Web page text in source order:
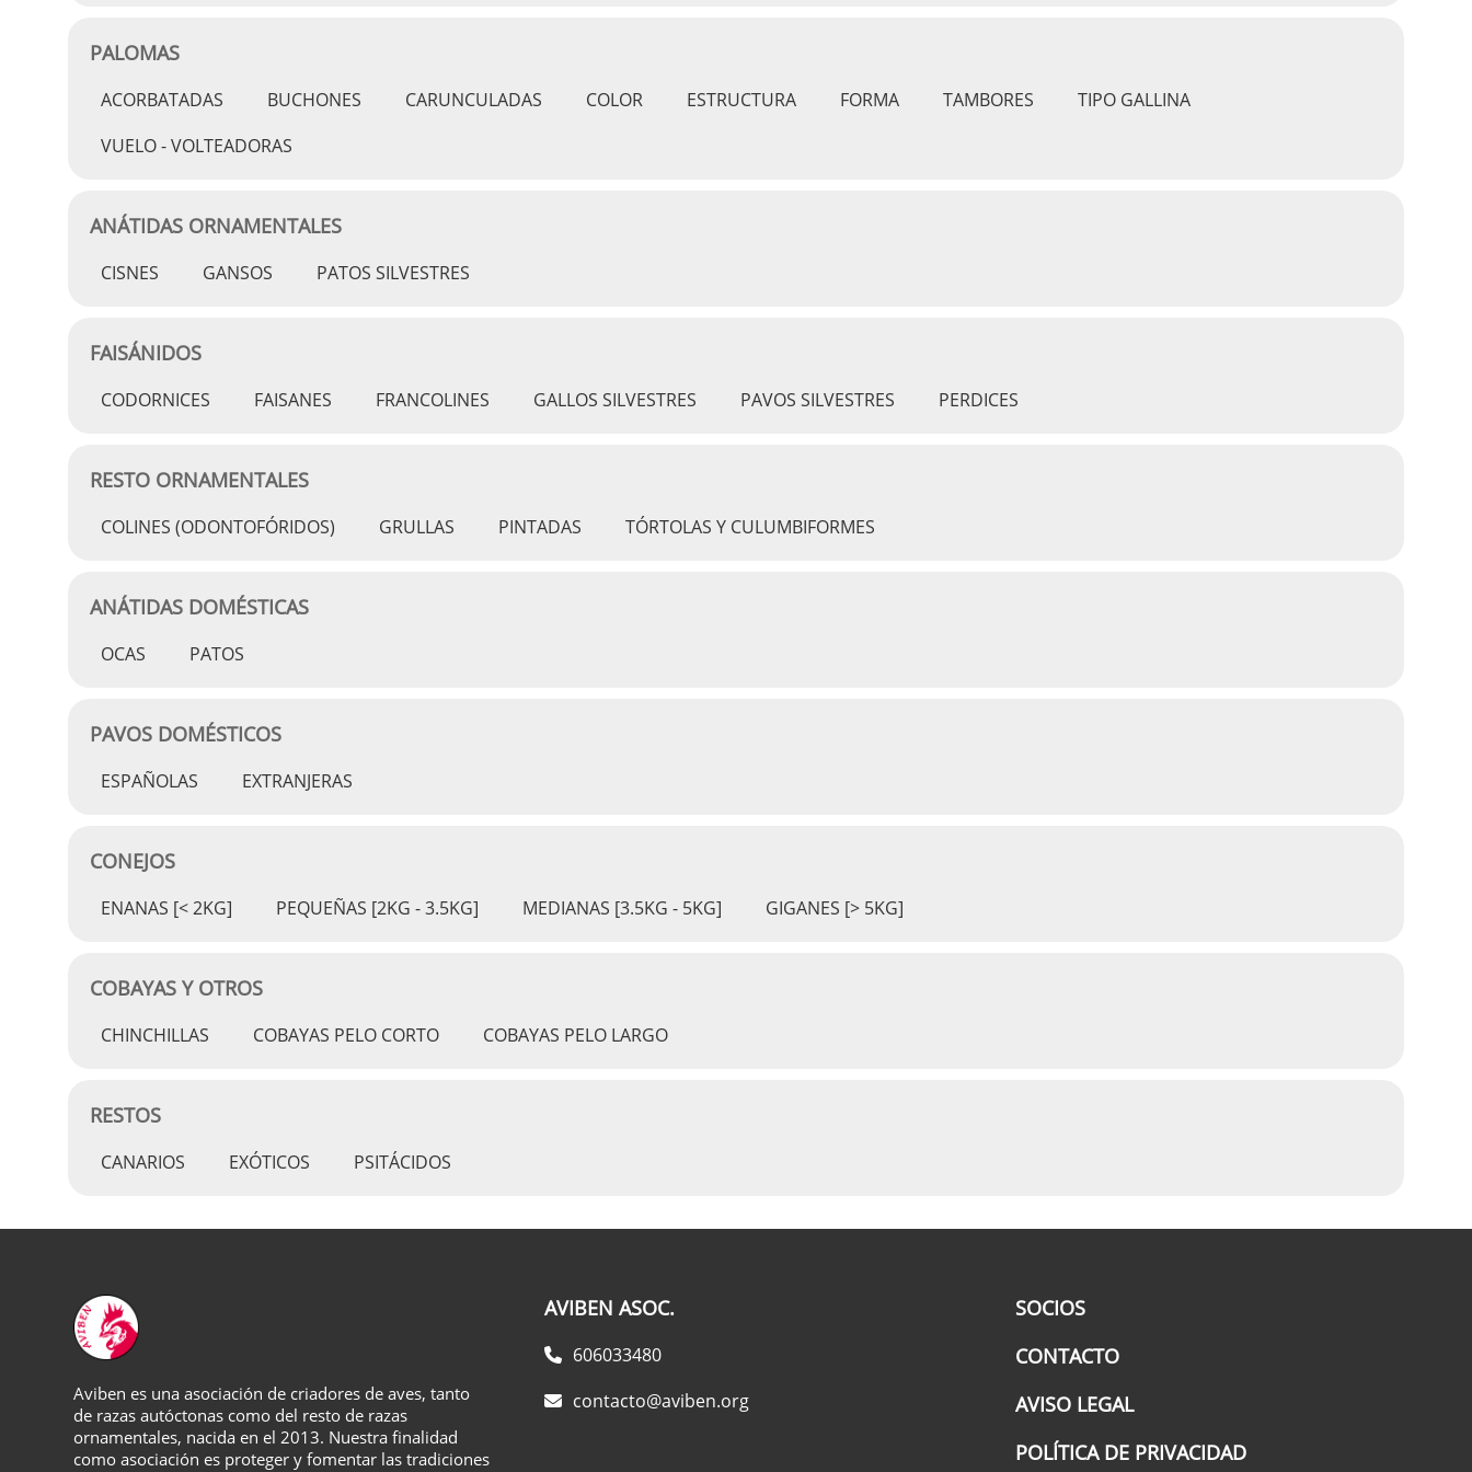
PALOMAS
ACORBATADAS BUCHONES CARUNCULADAS COLOR ESTRUCTURA FORMA TAMBORES
TIPO GALLINA
VUELO - VOLTEADORAS
ANÁTIDAS ORNAMENTALES
CISNES GANSOS PATOS SILVESTRES
FAISÁNIDOS
CODORNICES FAISANES FRANCOLINES GALLOS SILVESTRES PAVOS SILVESTRES PERDICES
RESTO ORNAMENTALES
COLINES (ODONTOFÓRIDOS) GRULLAS PINTADAS TÓRTOLAS Y CULUMBIFORMES
ANÁTIDAS DOMÉSTICAS
OCAS PATOS
PAVOS DOMÉSTICOS
ESPAÑOLAS EXTRANJERAS
CONEJOS
ENANAS [< 2KG] PEQUEÑAS [2KG - 3.5KG] MEDIANAS [3.5KG - 5KG] GIGANES [> 5KG]
COBAYAS Y OTROS
CHINCHILLAS COBAYAS PELO CORTO COBAYAS PELO LARGO
RESTOS
CANARIOS EXÓTICOS PSITÁCIDOS
Aviben es una asociación de criadores de aves, tanto
de razas autóctonas como del resto de razas
ornamentales, nacida en el 2013. Nuestra finalidad
como asociación es proteger y fomentar las tradiciones
AVIBEN ASOC.
606033480
contacto@aviben.org
SOCIOS
CONTACTO
AVISO LEGAL
POLÍTICA DE PRIVACIDAD